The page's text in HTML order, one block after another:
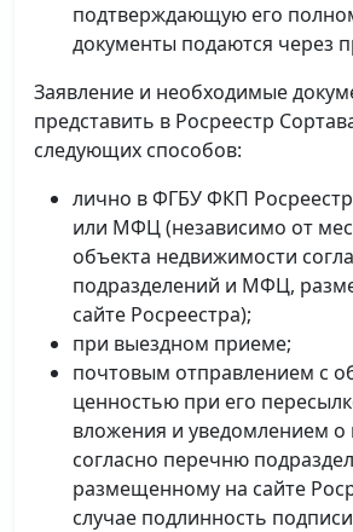
подтверждающую его
документы подаются через
Заявление и необходимые
представить в Росреестр
следующих способов:
лично в ФГБУ ФКП
или МФЦ (независимо от
объекта недвижимости
подразделений и МФЦ,
сайте Росреестра);
при выездном приеме;
почтовым отправлением с
ценностью при его
вложения и уведомлением о
согласно перечню
размещенному на сайте
случае подлинность